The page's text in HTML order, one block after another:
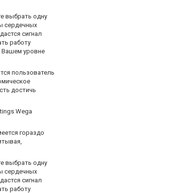
выбрать одну
сердечных
сигнал
работу
Вашем уровне
пользователь
достичь
Wega
гораздо
выбрать одну
сердечных
сигнал
работу